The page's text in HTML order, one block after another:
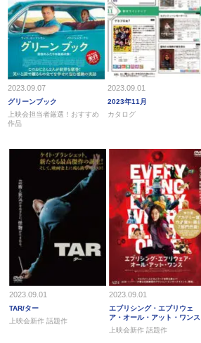
2023.09.07
グリーンブック
上映会担当者厳選！おすすめ
作品
2023.09.01
2023年11月
カタログ
2023.09.01
TAR/ター
上映会新作 話題作
2023.09.01
エブリシング・エブリウェ
ア・オール・アット・ワンス
上映会新作 話題作